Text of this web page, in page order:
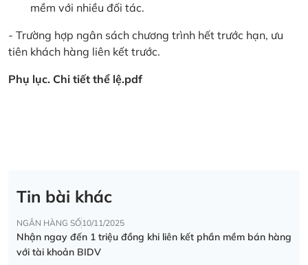
mềm với nhiều đối tác.
- Trường hợp ngân sách chương trình hết trước hạn, ưu
tiên khách hàng liên kết trước.
Phụ lục. Chi tiết thể lệ.pdf
Tin bài khác
NGÂN HÀNG SỐ10/11/2025
Nhận ngay đến 1 triệu đồng khi liên kết phần mềm bán hàng
với tài khoản BIDV